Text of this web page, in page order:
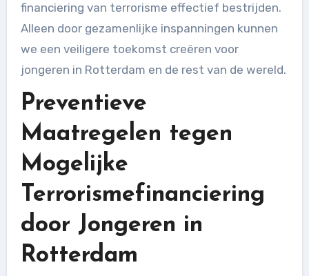
financiering van terrorisme effectief bestrijden.
Alleen door gezamenlijke inspanningen kunnen
we een veiligere toekomst creëren voor
jongeren in Rotterdam en de rest van de wereld.
Preventieve
Maatregelen tegen
Mogelijke
Terrorismefinanciering
door Jongeren in
Rotterdam